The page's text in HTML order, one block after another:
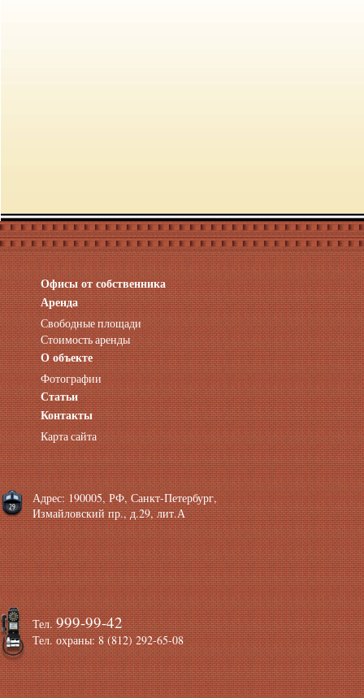
Офисы от собственника
Аренда нежилых помещений
Аренда помещений от собственника
Аренда конференц-зала СПб
Офисы у метро
Офисы в Адмиралтейском районе
Помещения с отдельным входом
Небольшие офисы
Аренда офиса около метро
Снять помещение у метро
Аренда помещений у метро
Аренда помещений район Адмиралтейский
Аренда офиса Технологический институт
Аренда помещений Фрунзенская
Аренда
Свободные площади
Стоимость аренды
О объекте
Фотографии
Статьи
Контакты
Карта сайта
Тел.999-99-42
Тел. охраны: 8 (812) 292-65-08
Адрес: 190005, РФ, Санкт-Петербург,
Измайловский пр., д.29, лит.А